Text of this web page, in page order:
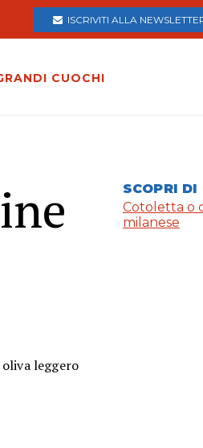
ISCRIVITI ALLA
CUOCHI
leggero
SCOPRI DI
Cotoletta o
milanese